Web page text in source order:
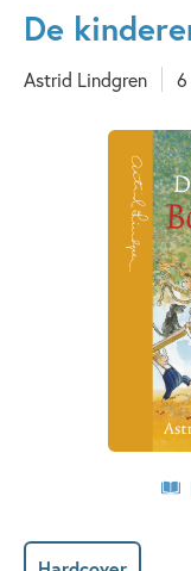
uitgevers
De
Astrid Lindgren 6